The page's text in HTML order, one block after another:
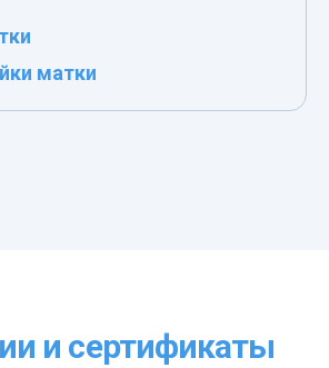
матки
и сертификаты